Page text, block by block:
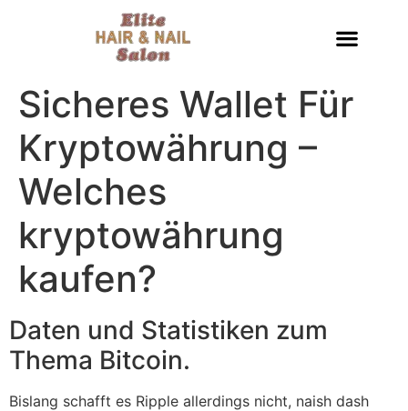
Sicheres Wallet Für
Kryptowährung –
Welches
kryptowährung
kaufen?
Daten und Statistiken zum
Thema Bitcoin.
Bislang schafft es Ripple allerdings nicht, naish dash